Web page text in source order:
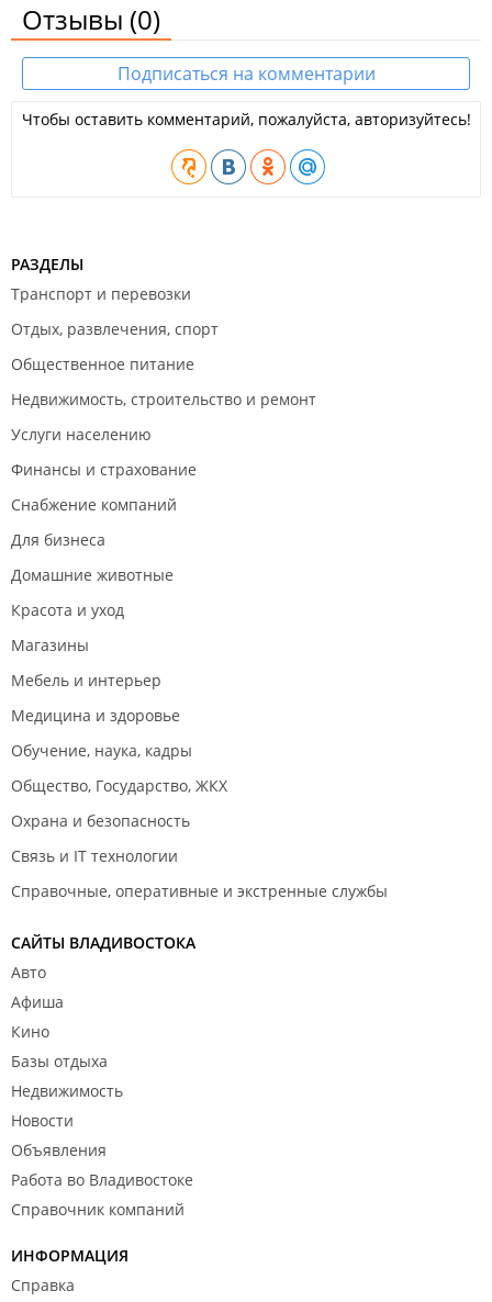
Отзывы (0)
Подписаться на комментарии
Чтобы оставить комментарий, пожалуйста, авторизуйтесь!
РАЗДЕЛЫ
Транспорт и перевозки
Отдых, развлечения, спорт
Общественное питание
Недвижимость, строительство и ремонт
Услуги населению
Финансы и страхование
Снабжение компаний
Для бизнеса
Домашние животные
Красота и уход
Магазины
Мебель и интерьер
Медицина и здоровье
Обучение, наука, кадры
Общество, Государство, ЖКХ
Охрана и безопасность
Связь и IT технологии
Справочные, оперативные и экстренные службы
САЙТЫ ВЛАДИВОСТОКА
Авто
Афиша
Кино
Базы отдыха
Недвижимость
Новости
Объявления
Работа во Владивостоке
Справочник компаний
ИНФОРМАЦИЯ
Справка